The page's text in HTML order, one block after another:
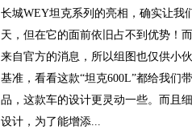
长城WEY坦克系列的亮相，确实让我
天，但在它的面前依旧占不到优势！
来自官方的消息，所以组图也仅供小
基准，看看这款“坦克600L”都给我们
品，这款车的设计更灵动一些。而且
设计，为了能增添...